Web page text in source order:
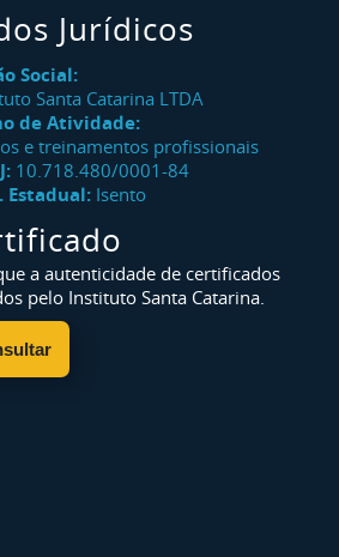
Jurídicos
Social:
Santa Catarina LTDA
de Atividade:
e treinamentos profissionais
10.718.480/0001-84
Estadual: Isento
a autenticidade de certificados
pelo Instituto Santa Catarina.